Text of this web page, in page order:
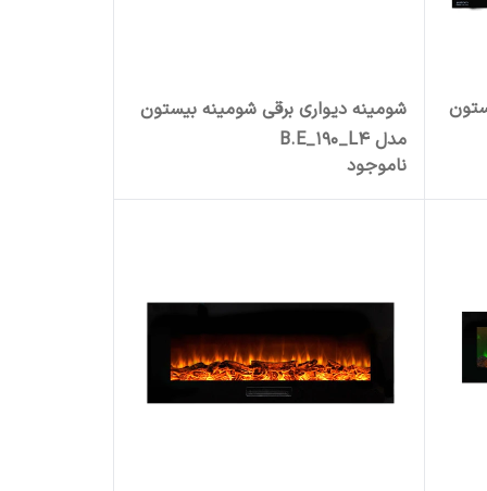
شومینه دیواری برقی شومینه بیستون
مدل B.E_190_L4
ناموجود